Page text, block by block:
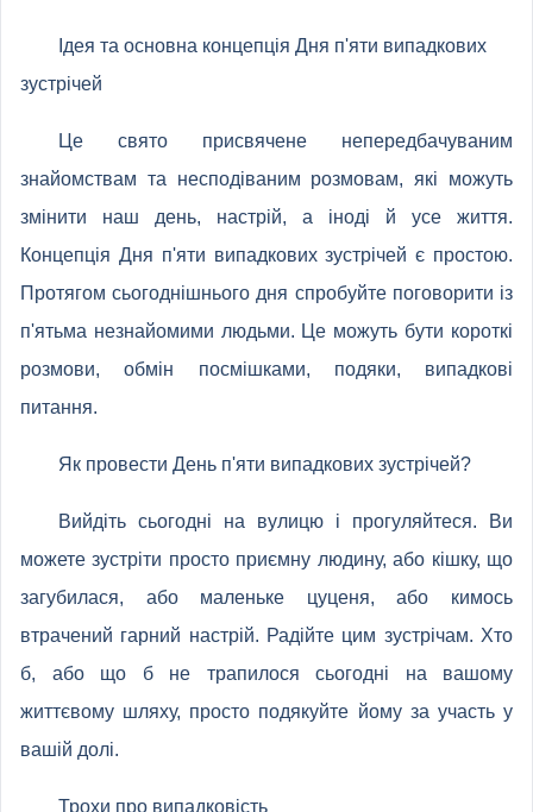
Ідея та основна концепція Дня п'яти випадкових
зустрічей
Це свято присвячене непередбачуваним
знайомствам та несподіваним розмовам, які можуть
змінити наш день, настрій, а іноді й усе життя.
Концепція Дня п'яти випадкових зустрічей є простою.
Протягом сьогоднішнього дня спробуйте поговорити із
п'ятьма незнайомими людьми. Це можуть бути короткі
розмови, обмін посмішками, подяки, випадкові
питання.
Як провести День п'яти випадкових зустрічей?
Вийдіть сьогодні на вулицю і прогуляйтеся. Ви
можете зустріти просто приємну людину, або кішку, що
загубилася, або маленьке цуценя, або кимось
втрачений гарний настрій. Радійте цим зустрічам. Хто
б, або що б не трапилося сьогодні на вашому
життєвому шляху, просто подякуйте йому за участь у
вашій долі.
Трохи про випадковість